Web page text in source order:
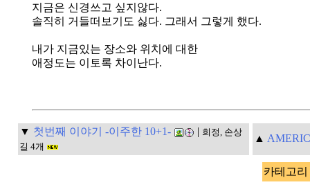
지금은 신경쓰고 싶지않다.
솔직히 거들떠보기도 싫다. 그래서 그렇게 했다.
내가 지금있는 장소와 위치에 대한
애정도는 이토록 차이난다.
▼ 첫번째 이야기 -이주한 10+1- | 희정, 손상
길 4개
▲
카테고